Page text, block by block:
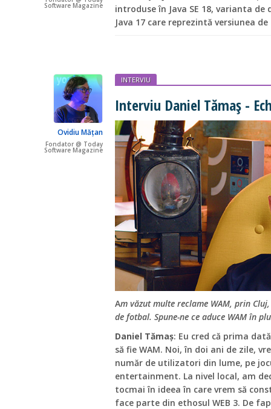
Software Magazine
introduse în Java SE 18, varianta
Java 17 care reprezintă versiunea
Ovidiu Mățan
Fondator @ Today
Software Magazine
INTERVIU
Interviu Daniel Tămaș -
Am văzut multe reclame WAM, prin
de fotbal. Spune-ne ce aduce WAM în
Daniel Tămaș: Eu cred că prima
să fie WAM. Noi, în doi ani de zile,
număr de utilizatori din lume, pe
entertainment. La nivel local, am
tocmai în ideea în care vrem să
face parte din ethosul WEB 3. De